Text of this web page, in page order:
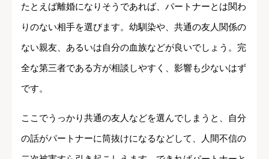
たとえば離婚になりそうであれば、パートナーとは関わ
りのない相手を選びます。幼馴染や、共通の友人関係の
ない親友、あるいは自分の血族などが良いでしょう。完
全な第三者である方が相談しやすく、影響も少ないはず
です。
ここでうっかり共通の友人などを選んでしまうと、自分
の話がパートナーに筒抜けになるなどして、人間不信の